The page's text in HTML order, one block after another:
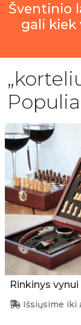
Šventinio
gali kiek
Išsiųsime iki